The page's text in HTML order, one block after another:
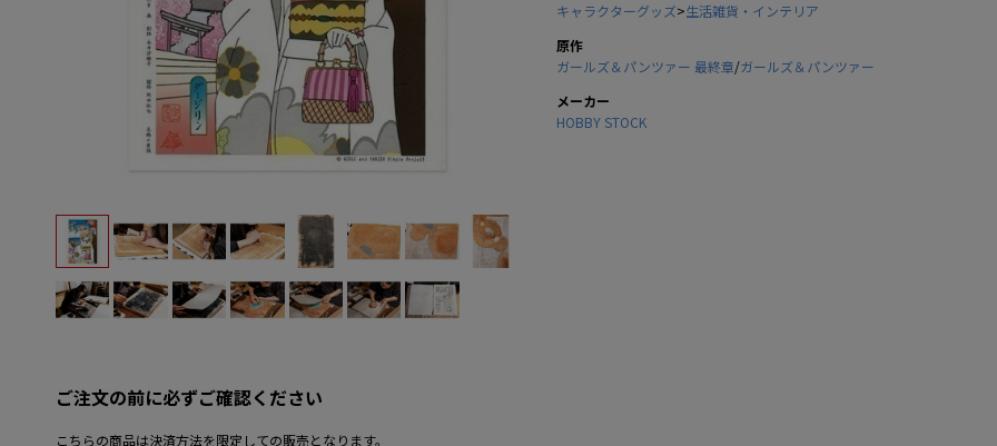
キャラクターグッズ>生活雑貨・インテリア
原作
ガールズ＆パンツァー 最終章/ガールズ＆パンツァー
メーカー
HOBBY STOCK
ご注文の前に必ずご確認ください
こちらの商品は決済方法を限定しての販売となります。